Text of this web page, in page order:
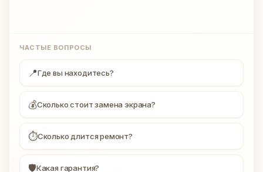
ЧАСТЫЕ ВОПРОСЫ
📍Где вы находитесь?
💰Сколько стоит замена экрана?
⏱Сколько длится ремонт?
🛡Какая гарантия?